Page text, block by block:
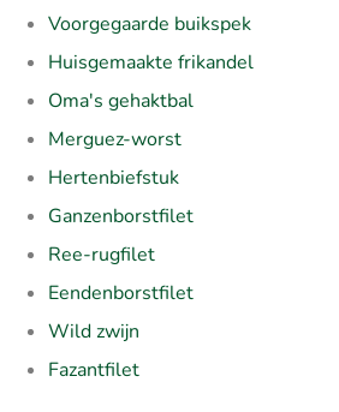
Voorgegaarde buikspek
Huisgemaakte frikandel
Oma's gehaktbal
Merguez-worst
Hertenbiefstuk
Ganzenborstfilet
Ree-rugfilet
Eendenborstfilet
Wild zwijn
Fazantfilet